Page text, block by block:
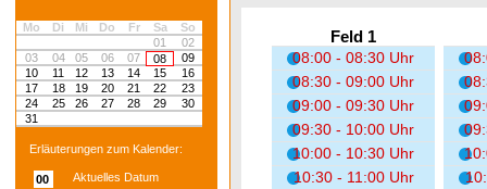
Mo Di Mi Do Fr Sa
So
01
02
03
04 05 06 07 08
09
10
11 12 13 14 15
16
17
18 19 20 21 22
23
24
25 26 27 28 29
30
31
Erläuterungen zum Kalender:
00
Aktuelles Datum
Feld 1
08:00 - 08:30 Uhr
08:30 - 09:00 Uhr
09:00 - 09:30 Uhr
09:30 - 10:00 Uhr
10:00 - 10:30 Uhr
10:30 - 11:00 Uhr